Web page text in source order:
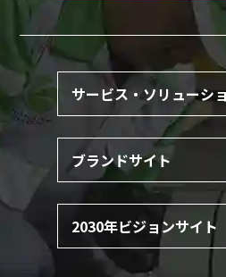
サービス・ソリューシ
ブランドサイト
2030年ビジョンサイト